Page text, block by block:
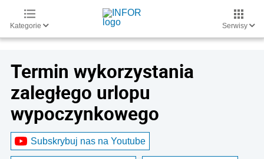
Kategorie Serwisy
Termin wykorzystania
zaległego urlopu
wypoczynkowego
Subskrybuj nas na Youtube